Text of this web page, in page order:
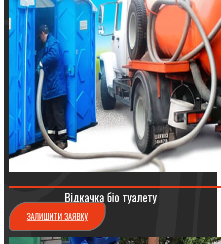
Відкачка біо туалету
ЗАЛИШИТИ ЗАЯВКУ